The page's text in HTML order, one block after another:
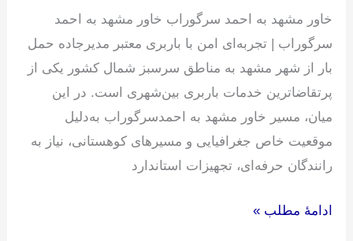
خاور مشهد به احمد سرگوراب خاور مشهد به احمد
سرگوراب | تجربه‌ای امن با باربری معتبر مدیرجاده حمل
بار از شهر مشهد به مناطق سرسبز شمال کشور یکی از
پرتقاضاترین خدمات باربری بین‌شهری است. در این
میان، مسیر خاور مشهد به احمدسرگوراب به‌دلیل
موقعیت خاص جغرافیایی و مسیرهای کوهستانی، نیاز به
رانندگان حرفه‌ای، تجهیزات استاندارد
ادامۀ مطلب »